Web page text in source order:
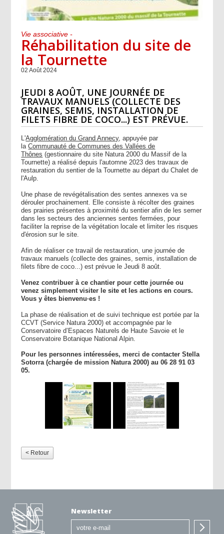
Vie associative -
Réhabilitation du site de
la Tournette
02 Août 2024
JEUDI 8 AOÛT, UNE JOURNÉE DE
TRAVAUX MANUELS (COLLECTE DES
GRAINES, SEMIS, INSTALLATION DE
FILETS FIBRE DE COCO...) EST PRÉVUE.
L'Agglomération du Grand Annecy, appuyée par
laCommunauté de Communes des Vallées de
Thônes (gestionnaire du site Natura 2000 du Massif de la
Tournette) a réalisé depuis l'automne 2023 des travaux de
restauration du sentier de la Tournette au départ du Chalet de
l'Aulp.
Une phase de revégétalisation des sentes annexes va se
dérouler prochainement. Elle consiste à récolter des graines
des prairies présentes à proximité du sentier afin de les semer
dans les secteurs des anciennes sentes fermées, pour
faciliter la reprise de la végétation locale et limiter les risques
d'érosion sur le site.
Afin de réaliser ce travail de restauration, une journée de
travaux manuels (collecte des graines, semis, installation de
filets fibre de coco...) est prévue leJeudi 8 août.
Venez contribuer à ce chantier pour cette journée ou
venez simplement visiter le site et les actions en cours.
Vous y êtes bienvenu·es !
La phase de réalisation et de suivi technique est portée par la
CCVT (Service Natura 2000) et accompagnée par le
Conservatoire d’Espaces Naturels de Haute Savoie et le
Conservatoire Botanique National Alpin.
Pour les personnes intéressées, merci de contacter Stella
Sotorra (chargée de mission Natura 2000) au 06 28 91 03
05.
< Retour
Newsletter